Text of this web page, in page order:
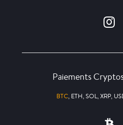
Paiements
BTC, ETH, SOL, XRP,